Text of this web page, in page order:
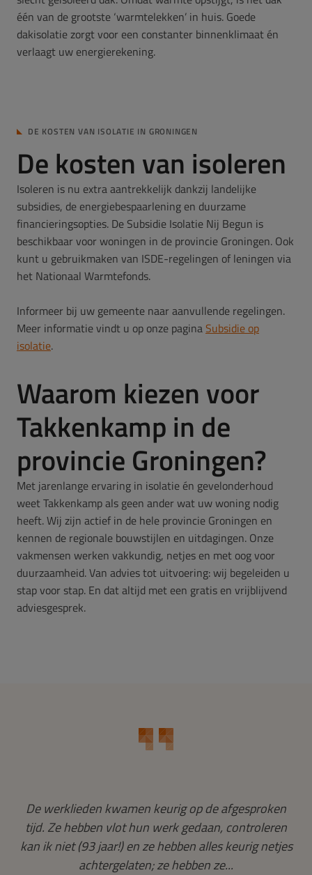
één van de grootste ‘warmtelekken’ in huis. Goede
dakisolatie zorgt voor een constanter binnenklimaat én
verlaagt uw energierekening.
DE KOSTEN VAN ISOLATIE IN GRONINGEN
De kosten van isoleren
Isoleren is nu extra aantrekkelijk dankzij landelijke
subsidies, de energiebespaarlening en duurzame
financieringsopties. De Subsidie Isolatie Nij Begun is
beschikbaar voor woningen in de provincie Groningen. Ook
kunt u gebruikmaken van ISDE-regelingen of leningen via
het Nationaal Warmtefonds.
Informeer bij uw gemeente naar aanvullende regelingen.
Meer informatie vindt u op onze pagina Subsidie op
isolatie.
Waarom kiezen voor
Takkenkamp in de
provincie Groningen?
Met jarenlange ervaring in isolatie én gevelonderhoud
weet Takkenkamp als geen ander wat uw woning nodig
heeft. Wij zijn actief in de hele provincie Groningen en
kennen de regionale bouwstijlen en uitdagingen. Onze
vakmensen werken vakkundig, netjes en met oog voor
duurzaamheid. Van advies tot uitvoering: wij begeleiden u
stap voor stap. En dat altijd met een gratis en vrijblijvend
adviesgesprek.
De werklieden kwamen keurig op de afgesproken
tijd. Ze hebben vlot hun werk gedaan, controleren
kan ik niet (93 jaar!) en ze hebben alles keurig netjes
achtergelaten; ze hebben ze...